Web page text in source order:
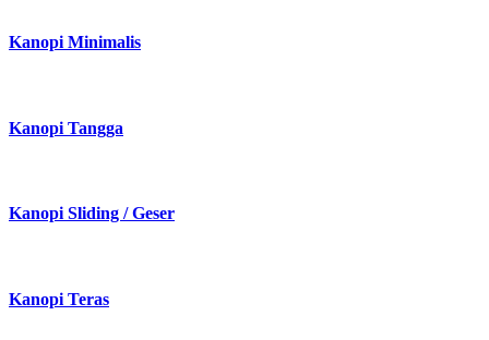
Kanopi Alderon